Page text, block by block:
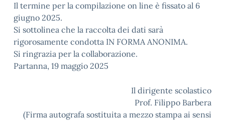
Il termine per la compilazione on line è fissato al 6
giugno 2025.
Si sottolinea che la raccolta dei dati sarà
rigorosamente condotta IN FORMA ANONIMA.
Si ringrazia per la collaborazione.
Partanna, 19 maggio 2025
Il dirigente scolastico
Prof. Filippo Barbera
(Firma autografa sostituita a mezzo stampa ai sensi